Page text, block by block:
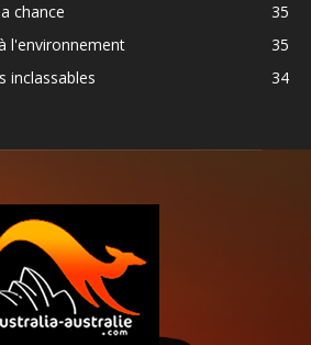
chance
35
l'environnement
35
inclassables
34